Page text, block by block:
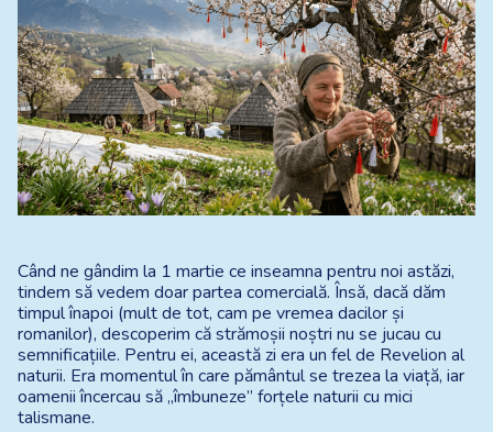
Când ne gândim la 1 martie ce inseamna pentru noi astăzi,
tindem să vedem doar partea comercială. Însă, dacă dăm
timpul înapoi (mult de tot, cam pe vremea dacilor și
romanilor), descoperim că strămoșii noștri nu se jucau cu
semnificațiile. Pentru ei, această zi era un fel de Revelion al
naturii. Era momentul în care pământul se trezea la viață, iar
oamenii încercau să „îmbuneze” forțele naturii cu mici
talismane.